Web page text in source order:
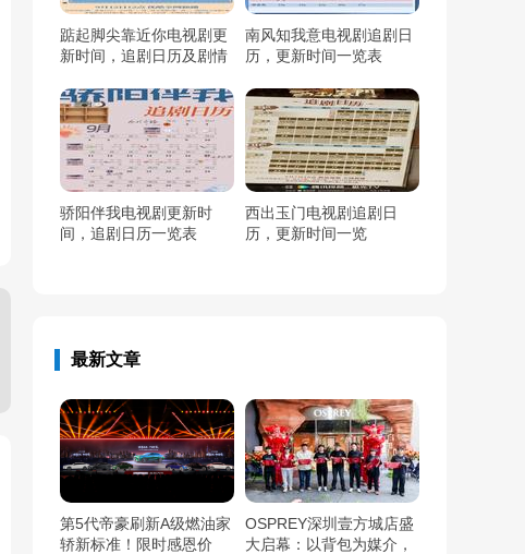
踮起脚尖靠近你电视剧更
新时间，追剧日历及剧情
南风知我意电视剧追剧日
历，更新时间一览表
骄阳伴我电视剧更新时
间，追剧日历一览表
西出玉门电视剧追剧日
历，更新时间一览
最新文章
第5代帝豪刷新A级燃油家
轿新标准！限时感恩价
OSPREY深圳壹方城店盛
大启幕：以背包为媒介，